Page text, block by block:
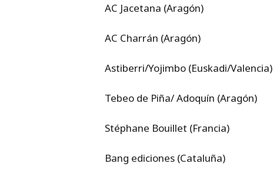
AC Jacetana (Aragón)
AC Charrán (Aragón)
Astiberri/Yojimbo (Euskadi/Valencia)
Tebeo de Piña/ Adoquín (Aragón)
Stéphane Bouillet (Francia)
Bang ediciones (Cataluña)